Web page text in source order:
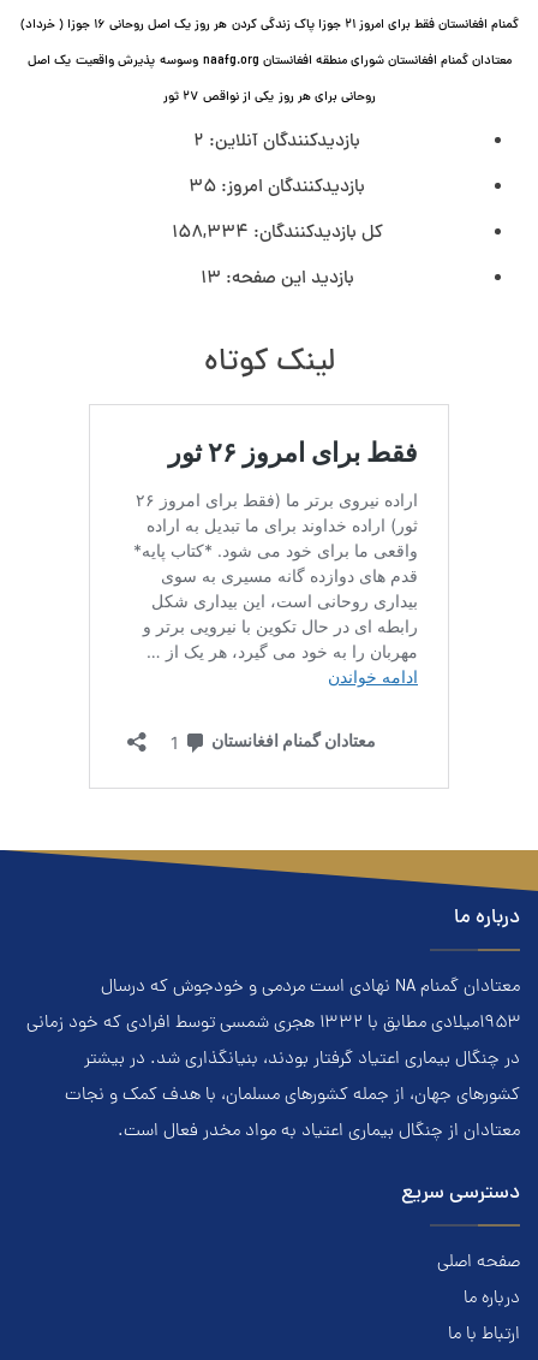
گمنام افغانستان فقط برای امروز ۲۱ جوزا پاک زندگی کردن
هر روز یک اصل روحانی ۱۶ جوزا ( خرداد)
معتادان گمنام افغانستان شورای منطقه افغانستان naafg.org
وسوسه پذيرش واقعیت یک اصل
روحانی برای هر روز یکی از نواقص ۲۷ ثور
بازدیدکنندگان آنلاین: 2
بازدیدکنندگان امروز: 35
کل بازدیدکنند‌گان: 158,334
بازدید این صفحه: 13
لینک کوتاه
درباره ما
معتادان گمنام NA نهادي است مردمي و خودجوش که درسال
۱۹۵۳ميلادي مطابق با ۱۳۳۲ هجري‌ شمسي توسط افرادي که خود زماني
در چنگال بیماری اعتياد گرفتار بودند، بنيانگذاري شد. در بيشتر
کشور‌هاي جهان، از جمله کشور‌هاي مسلمان، با هدف کمک و نجات
معتادان از چنگال بیماری اعتياد به مواد مخدر فعال است.
دسترسی سریع
صفحه اصلی
درباره ما
ارتباط با ما